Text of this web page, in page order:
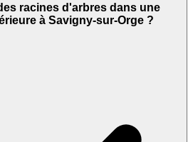
racines d'arbres dans une
à Savigny-sur-Orge ?